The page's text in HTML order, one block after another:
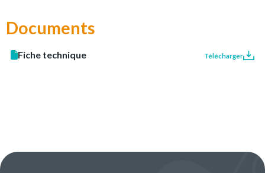
Documents
Fiche technique Télécharger